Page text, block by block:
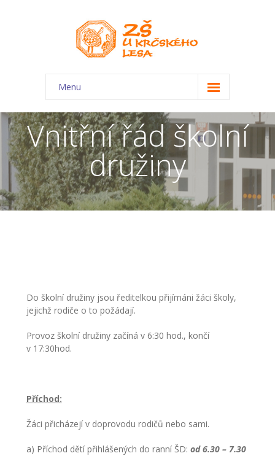
Menu
O škole
-- Charakteristika školy
-- Plán školního roku
-- Dokumenty
-- Inspekční zpráva
Pedagogický sbor
-- Vedení školy
-- Netřídní učitelé
-- Vychovatelé
-- Školní poradenské pracoviště
Vnitřní řád školní
družiny
Do školní družiny jsou ředitelkou přijímáni žáci školy,
jejichž rodiče o to požádají.
Provoz školní družiny začíná v 6:30 hod., končí
v 17:30hod.
Příchod:
Žáci přicházejí v doprovodu rodičů nebo sami.
a) Příchod dětí přihlášených do ranní ŠD: od 6.30 – 7.30